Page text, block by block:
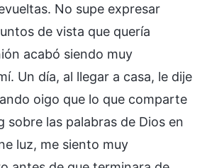
No supe expresar
de vista que quería
acabó siendo muy
Un día, al llegar a casa, le dije
oigo que lo que comparte
sobre las palabras de Dios en
luz, me siento muy